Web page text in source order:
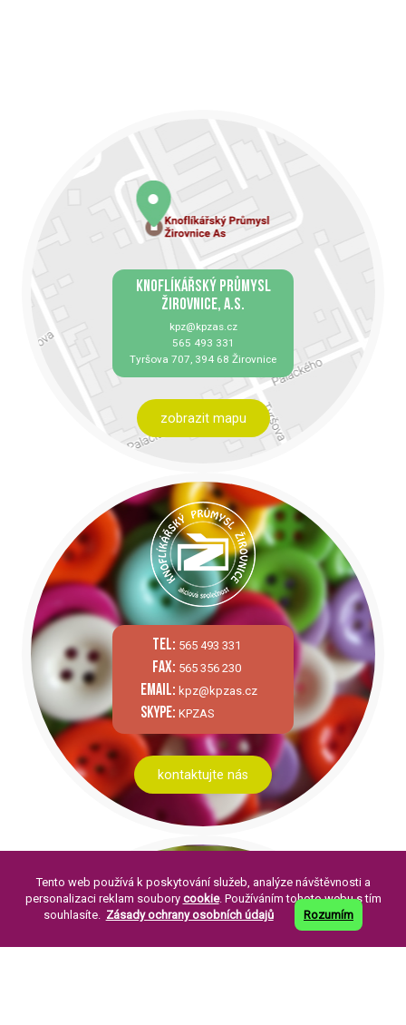
KNOFLÍKÁŘSKÝ PRŮMYSL
ŽIROVNICE, A.S.
kpz@kpzas.cz
565 493 331
Tyršova 707, 394 68 Žirovnice
zobrazit mapu
tel: 565 493 331
fax: 565 356 230
email: kpz@kpzas.cz
skype: KPZAS
kontaktujte nás
Tento web používá k poskytování služeb, analýze návštěvnosti a
personalizaci reklam soubory cookie. Používáním tohoto webu s tím
souhlasíte. Zásady ochrany osobních údajů Rozumím